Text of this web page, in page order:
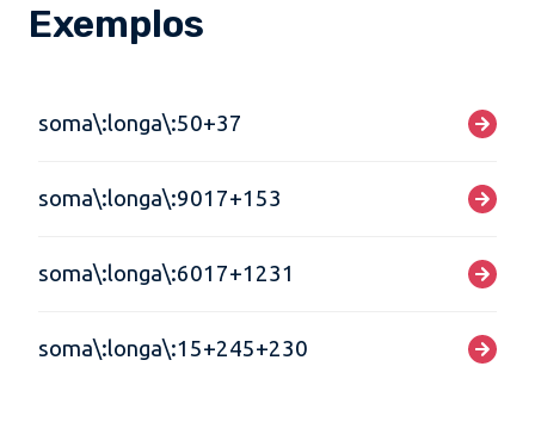
Exemplos
soma\:longa\:50+37
soma\:longa\:9017+153
soma\:longa\:6017+1231
soma\:longa\:15+245+230